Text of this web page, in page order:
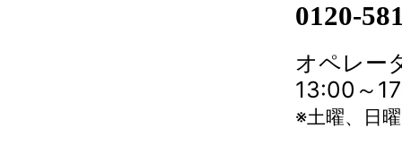
0120-
オペレー
13:00～
※土曜、日